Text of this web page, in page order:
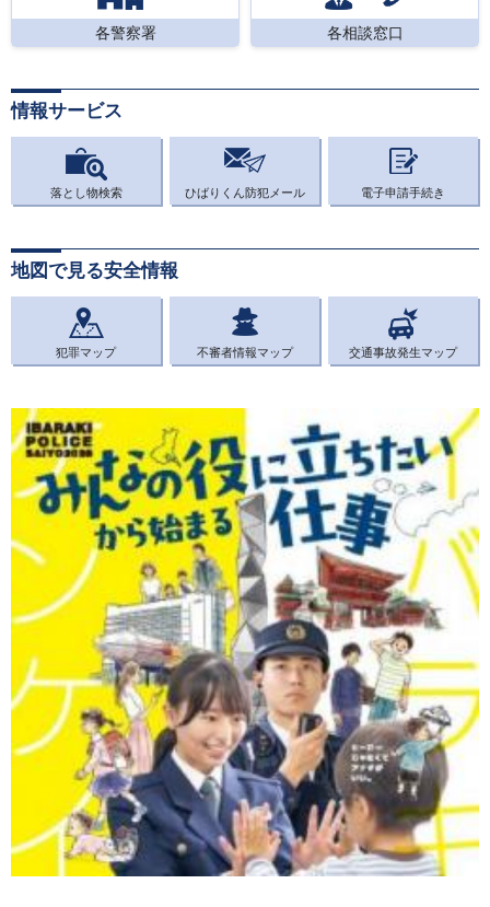
各警察署 各相談窓口
情報サービス
落とし物検索 ひばりくん防犯メール 電子申請手続き
地図で見る安全情報
犯罪マップ 不審者情報マップ 交通事故発生マップ